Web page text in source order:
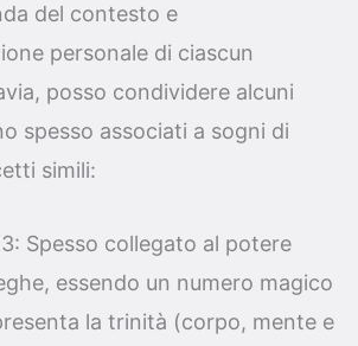
del contesto e
personale di ciascun
posso condividere alcuni
spesso associati a sogni di
simili:
Spesso collegato al potere
essendo un numero magico
la trinità (corpo, mente e